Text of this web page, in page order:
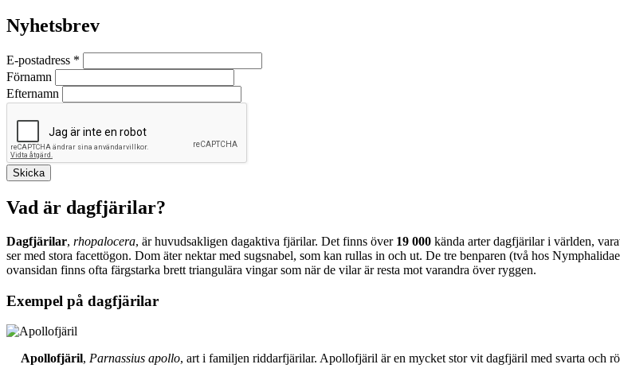
Nyhetsbrev
E-postadress *
Förnamn
Efternamn
Vad är dagfjärilar?
Dagfjärilar, rhopalocera, är huvudsakligen dagaktiva fjärilar. Det finns över 19 000 kända arter dagfjärilar i världen,
ser med stora facettögon. Dom äter nektar med sugsnabel, som kan rullas in och ut. De tre benparen (två hos
ovansidan finns ofta färgstarka brett triangulära vingar som när de vilar är resta mot varandra över ryggen.
Exempel på dagfjärilar
Apollofjäril, Parnassius apollo, art i familjen riddarfjärilar. Apollofjäril är en mycket stor vit dagfjäril med svarta och